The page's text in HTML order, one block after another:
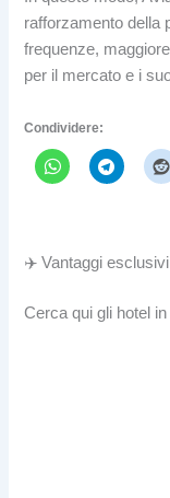
rafforzamento della
frequenze,
per il mercato e i
Condividere:
✈️ Vantaggi
Cerca qui gli hotel